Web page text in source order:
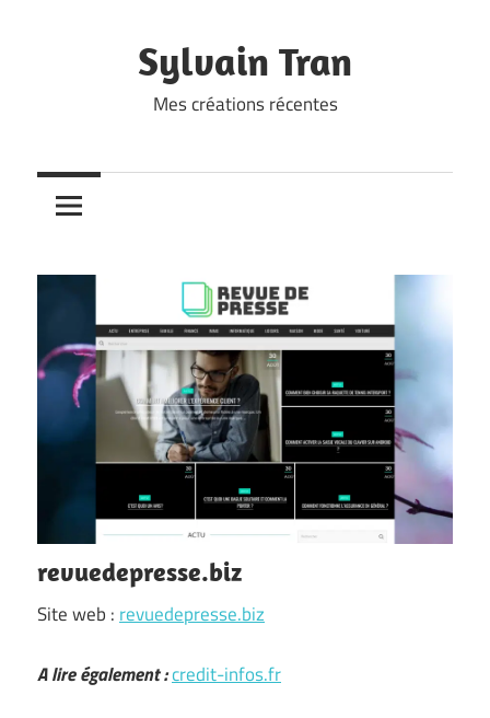
Sylvain Tran
Mes créations récentes
revuedepresse.biz
Site web : revuedepresse.biz
A lire également :credit-infos.fr